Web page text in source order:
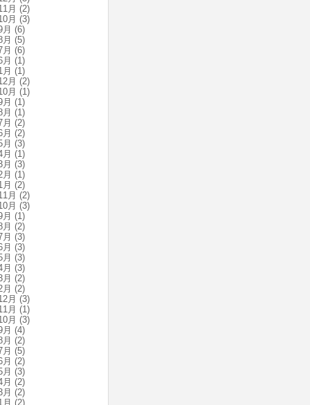
月 (2)
月 (3)
(6)
(5)
(6)
(1)
(1)
月 (2)
月 (1)
(1)
(1)
(2)
(2)
(3)
(1)
(3)
(1)
(2)
月 (2)
月 (3)
(1)
(2)
(3)
(3)
(3)
(3)
(2)
(2)
月 (3)
月 (1)
月 (3)
(4)
(2)
(5)
(2)
(3)
(2)
(2)
(2)